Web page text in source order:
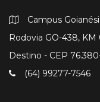
Campus
Rodovia GO-438,
Destino - CEP
(64) 99277-7546